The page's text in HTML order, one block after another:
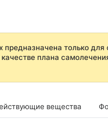
только
плана
вещества